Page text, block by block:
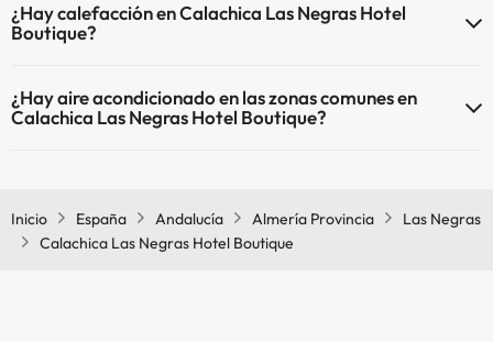
puede ser de pago) Aquí tienes más info sobre la piscina y otras
instalaciones.
Piscina al aire libre (toda la temporada)
¿Hay calefacción en Calachica Las Negras Hotel
Boutique?
zonas comunes.
¿Hay aire acondicionado en las zonas comunes en
Calachica Las Negras Hotel Boutique?
Inicio
España Andalucía Almería Provincia
Las Negras
Calachica Las Negras Hotel Boutique